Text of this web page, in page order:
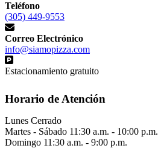
Teléfono
(305) 449-9553
Correo Electrónico
info@siamopizza.com
Estacionamiento gratuito
Horario de Atención
Lunes Cerrado
Martes - Sábado 11:30 a.m. - 10:00 p.m.
Domingo 11:30 a.m. - 9:00 p.m.